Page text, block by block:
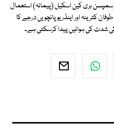
سمپسن ہری کین اسکیل (پیمانہ) استعمال
کترینہ اور اینڈریو پانچویں درجے کا
شدت کی ہوائیں پیدا کرسکتی ہے۔